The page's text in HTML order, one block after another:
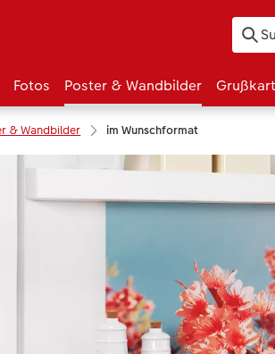
Fotos Poster & Wandbilder
& Wandbilder im Wunschformat